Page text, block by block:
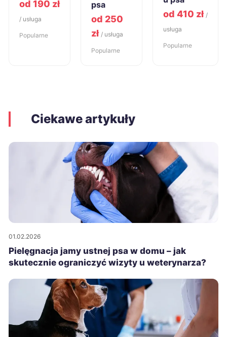
od 190 zł
/ usługa
Popularne
psa
od 250
zł / usługa
Popularne
od 410 zł /
usługa
Popularne
Ciekawe artykuły
01.02.2026
Pielęgnacja jamy ustnej psa w domu – jak
skutecznie ograniczyć wizyty u weterynarza?